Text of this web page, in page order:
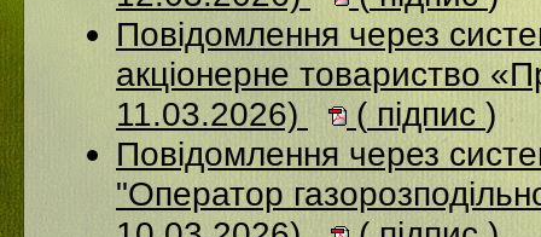
Повідомлення через
акціонерне товариство
11.03.2026)
( підпис )
Повідомлення через
"Оператор